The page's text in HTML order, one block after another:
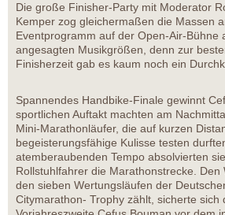
Die große Finisher-Party mit Moderator
Kemper zog gleichermaßen die Massen
Eventprogramm auf der Open-Air-Bühne
angesagten Musikgrößen, denn zur
Finisherzeit gab es kaum noch ein
Spannendes Handbike-Finale gewinnt
sportlichen Auftakt machten am
Mini-Marathonläufer, die auf kurzen
begeisterungsfähige Kulisse testen
atemberaubenden Tempo absolvierten
Rollstuhlfahrer die Marathonstrecke. Den
den sieben Wertungsläufen der
Citymarathon- Trophy zählt, sicherte sich